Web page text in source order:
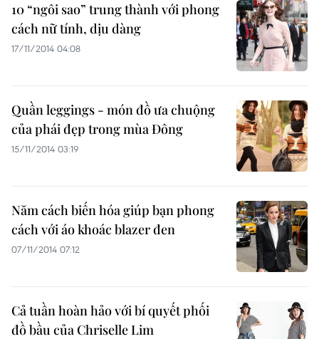
10 “ngôi sao” trung thành với phong
cách nữ tính, dịu dàng
17/11/2014 04:08
Quần leggings - món đồ ưa chuộng
của phái đẹp trong mùa Đông
15/11/2014 03:19
Năm cách biến hóa giúp bạn phong
cách với áo khoác blazer đen
07/11/2014 07:12
Cả tuần hoàn hảo với bí quyết phối
đồ bầu của Chriselle Lim